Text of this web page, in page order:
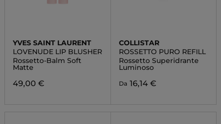
YVES SAINT LAURENT
LOVENUDE LIP BLUSHER
Rossetto-Balm Soft
Matte
49,00 €
COLLISTAR
ROSSETTO PURO REFILL
Rossetto Superidrante
Luminoso
Da 16,14 €